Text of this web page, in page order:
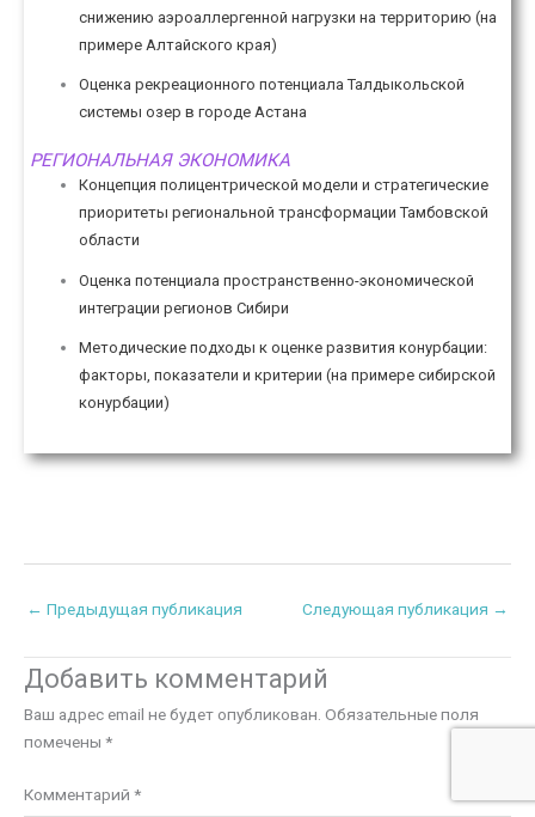
снижению аэроаллергенной нагрузки на территорию (на
примере Алтайского края)
Оценка рекреационного потенциала Талдыкольской
системы озер в городе Астана
РЕГИОНАЛЬНАЯ ЭКОНОМИКА
Концепция полицентрической модели и стратегические
приоритеты региональной трансформации Тамбовской
области
Оценка потенциала пространственно-экономической
интеграции регионов Сибири
Методические подходы к оценке развития конурбации:
факторы, показатели и критерии (на примере сибирской
конурбации)
← Предыдущая публикация Следующая публикация →
Добавить комментарий
Ваш адрес email не будет опубликован. Обязательные поля
помечены *
Комментарий *